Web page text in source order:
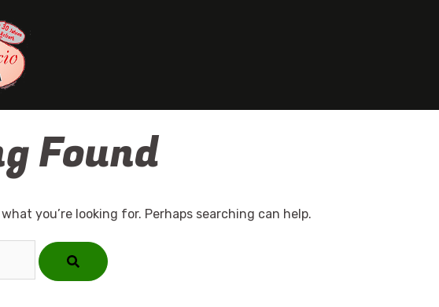
Found
you’re looking for. Perhaps searching can help.